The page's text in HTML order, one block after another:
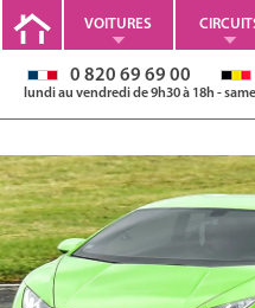
VOITURES
0 820 69 69 00
lundi au vendredi de 9h30 à 18h -